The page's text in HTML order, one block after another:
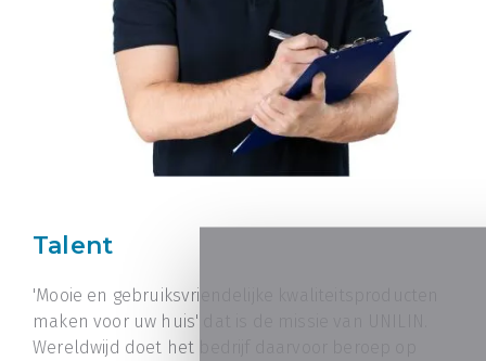
Talent
'Mooie en gebruiksvriendelijke kwaliteitsproducten
maken voor uw huis' dat is de missie van UNILIN.
Wereldwijd doet het bedrijf daarvoor beroep op